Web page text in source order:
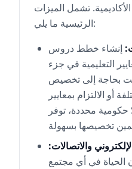
الأكاديمية. تشمل الميزات
الرئيسية ما يلي:
إنشاء خطط دروس
التعليمية في جزء
بحاجة إلى تخصيص
أو الالتزام بمعايير
حكومية محددة، توفر SchoolAI أطر عمل
والاتصالات:
الحياة في أي مجتمع